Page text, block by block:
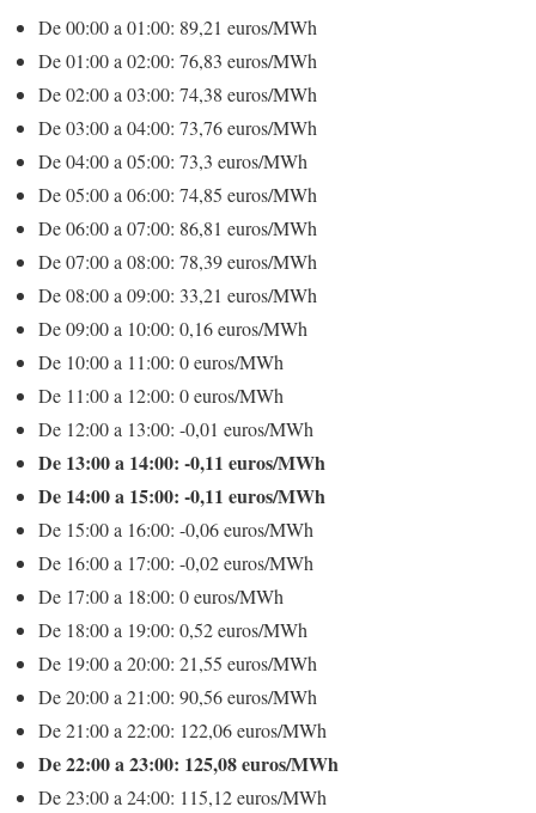
De 00:00 a 01:00: 89,21 euros/MWh
De 01:00 a 02:00: 76,83 euros/MWh
De 02:00 a 03:00: 74,38 euros/MWh
De 03:00 a 04:00: 73,76 euros/MWh
De 04:00 a 05:00: 73,3 euros/MWh
De 05:00 a 06:00: 74,85 euros/MWh
De 06:00 a 07:00: 86,81 euros/MWh
De 07:00 a 08:00: 78,39 euros/MWh
De 08:00 a 09:00: 33,21 euros/MWh
De 09:00 a 10:00: 0,16 euros/MWh
De 10:00 a 11:00: 0 euros/MWh
De 11:00 a 12:00: 0 euros/MWh
De 12:00 a 13:00: -0,01 euros/MWh
De 13:00 a 14:00: -0,11 euros/MWh
De 14:00 a 15:00: -0,11 euros/MWh
De 15:00 a 16:00: -0,06 euros/MWh
De 16:00 a 17:00: -0,02 euros/MWh
De 17:00 a 18:00: 0 euros/MWh
De 18:00 a 19:00: 0,52 euros/MWh
De 19:00 a 20:00: 21,55 euros/MWh
De 20:00 a 21:00: 90,56 euros/MWh
De 21:00 a 22:00: 122,06 euros/MWh
De 22:00 a 23:00: 125,08 euros/MWh
De 23:00 a 24:00: 115,12 euros/MWh